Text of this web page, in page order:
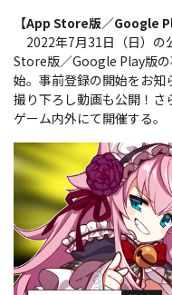
【App Store版／Google
2022年7月31日（日）の
Store版／Google Play版
始。事前登録の開始をお知
撮り下ろし動画も公開！さ
ゲーム内外にて開催する。